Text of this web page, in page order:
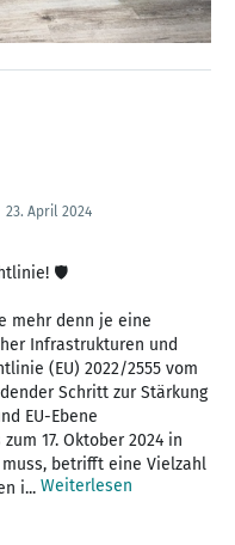
23. April 2024
🛡️
mehr denn je eine
Infrastrukturen und
(EU) 2022/2555 vom
Schritt zur Stärkung
EU-Ebene
17. Oktober 2024 in
betrifft eine Vielzahl
i... Weiterlesen